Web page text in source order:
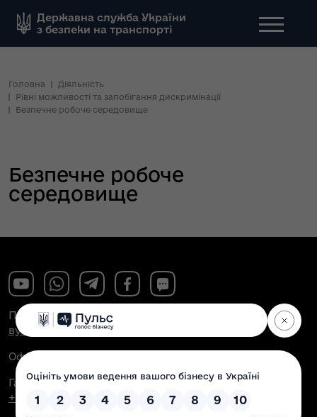
Державна служба України
з безпеки на транспорті
Головна
Діяльність
Рівні можливості та запобігання дискримінації
Безпечне робоче середовище
Безпечне робоче
середовище
Поштова адреса:
вул. Антоновича, 51, м. Київ, 03150
Офіційна електронна пошта: contact@dsbt.gov.ua
Гаряча лінія Укртрансбезпеки:
+38 (044) 350-43-04